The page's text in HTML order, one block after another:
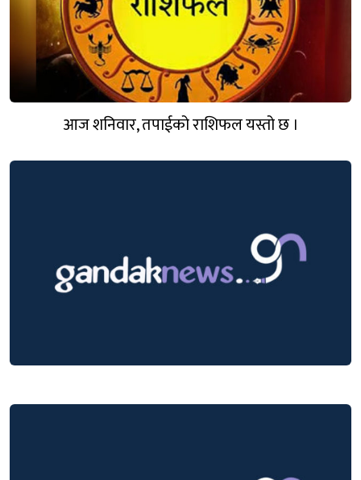
आज शनिवार, तपाईको राशिफल यस्तो छ ।